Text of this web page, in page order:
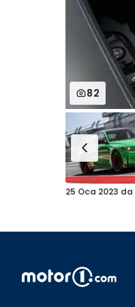
82
25 Oca 2023 da